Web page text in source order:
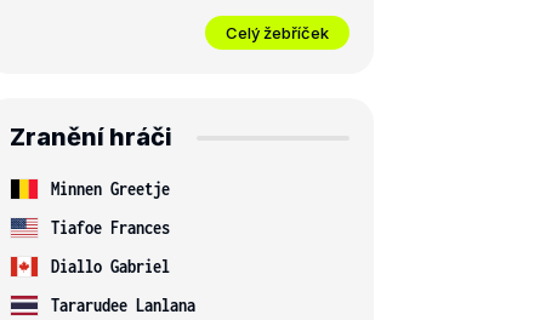
Celý žebříček
Zranění hráči
Minnen Greetje
Tiafoe Frances
Diallo Gabriel
Tararudee Lanlana